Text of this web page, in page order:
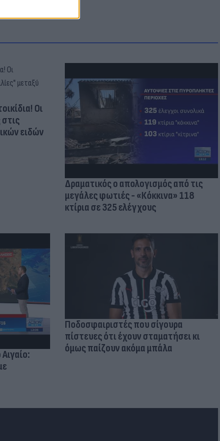
Οι
ειδών
Δραματικός ο απολογισμός από τις
μεγάλες φωτιές - «Κόκκινα» 118
κτίρια σε 325 ελέγχους
Ποδοσφαιριστές που σίγουρα
πίστευες ότι έχουν σταματήσει κι
όμως παίζουν ακόμα μπάλα